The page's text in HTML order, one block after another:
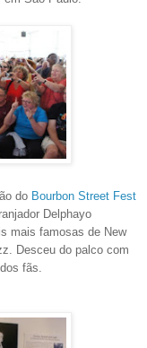
do Bourbon Street Fest
Delphayo
mais famosas de New
Desceu do palco com
fãs.